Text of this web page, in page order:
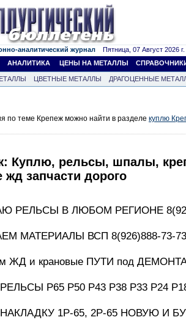
аналитический журнал Пятница, 07 Август 2026 г.
АНАЛИТИКА ЦЕНЫ НА МЕТАЛЛЫ
ЦВЕТНЫЕ МЕТАЛЛЫ
ДРАГОЦЕННЫЕ
по теме Крепеж можно найти в разделе куплю
Куплю, рельсы, шпалы,
запчасти дорого
РЕЛЬСЫ В ЛЮБОМ РЕГИОНЕ
МАТЕРИАЛЫ ВСП 8(926)888-73-
ЖД и крановые ПУТИ под
Р65 Р50 Р43 Р38 Р33 Р24
1Р-65, 2Р-65 НОВУЮ И БУ